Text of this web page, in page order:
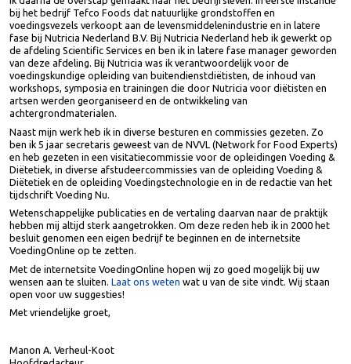
Na enige jaren als diëtist in de gezondheidszorg te hebben gewerkt,
ik daarna de overstap gemaakt naar het bedrijfsleven. In eerste
bij het bedrijf Tefco Foods dat natuurlijke grondstoffen en
voedingsvezels verkoopt aan de levensmiddelenindustrie en in latere
fase bij Nutricia Nederland B.V. Bij Nutricia Nederland heb ik gewerkt op
de afdeling Scientific Services en ben ik in latere fase manager
van deze afdeling. Bij Nutricia was ik verantwoordelijk voor de
voedingskundige opleiding van buitendienstdiëtisten, de inhoud van
workshops, symposia en trainingen die door Nutricia voor diëtisten en
artsen werden georganiseerd en de ontwikkeling van
achtergrondmaterialen.
Naast mijn werk heb ik in diverse besturen en commissies gezeten. Zo
ben ik 5 jaar secretaris geweest van de NVVL (Network for Food
en heb gezeten in een visitatiecommissie voor de opleidingen Voeding
Diëtetiek, in diverse afstudeercommissies van de opleiding Voeding &
Diëtetiek en de opleiding Voedingstechnologie en in de redactie van het
tijdschrift Voeding Nu.
Wetenschappelijke publicaties en de vertaling daarvan naar de praktijk
hebben mij altijd sterk aangetrokken. Om deze reden heb ik in 2000 het
besluit genomen een eigen bedrijf te beginnen en de internetsite
VoedingOnline op te zetten.
Met de internetsite VoedingOnline hopen wij zo goed mogelijk bij uw
Met vriendelijke groet,